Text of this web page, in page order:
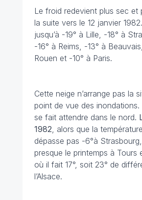
Le froid redevient plus sec et
la suite vers le 12 janvier
jusqu’à -19° à Lille, -18° à
-16° à Reims, -13° à
Rouen et -10° à Paris.
Cette neige n’arrange pas la
point de vue des inondations.
se fait attendre dans le nord.
1982 , alors que la
dépasse pas -6°à Strasbourg,
presque le printemps à Tours
où il fait 17°, soit 23° de
l’Alsace.